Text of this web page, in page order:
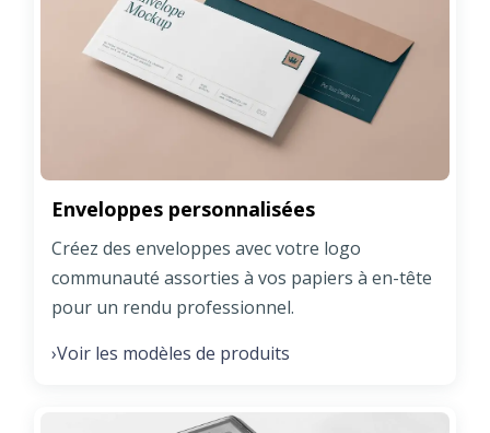
Enveloppes personnalisées
Créez des enveloppes avec votre logo
communauté assorties à vos papiers à en-tête
pour un rendu professionnel.
›Voir les modèles de produits